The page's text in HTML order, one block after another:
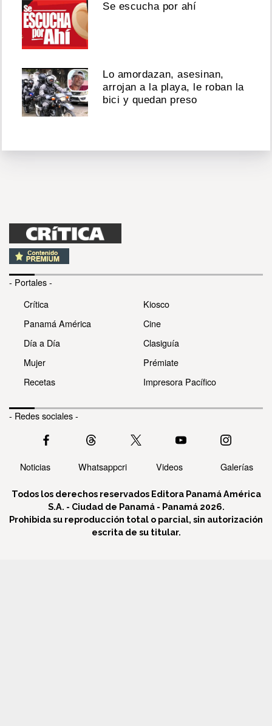
Se escucha por ahí
Lo amordazan, asesinan,
arrojan a la playa, le roban la
bici y quedan preso
- Portales -
Crítica
Panamá América
Día a Día
Mujer
Recetas
Kiosco
Cine
Clasiguía
Prémiate
Impresora Pacífico
- Redes sociales -
Noticias Whatsappcri Videos Galerías
Todos los derechos reservados Editora Panamá América
S.A. - Ciudad de Panamá - Panamá 2026.
Prohibida su reproducción total o parcial, sin autorización
escrita de su titular.